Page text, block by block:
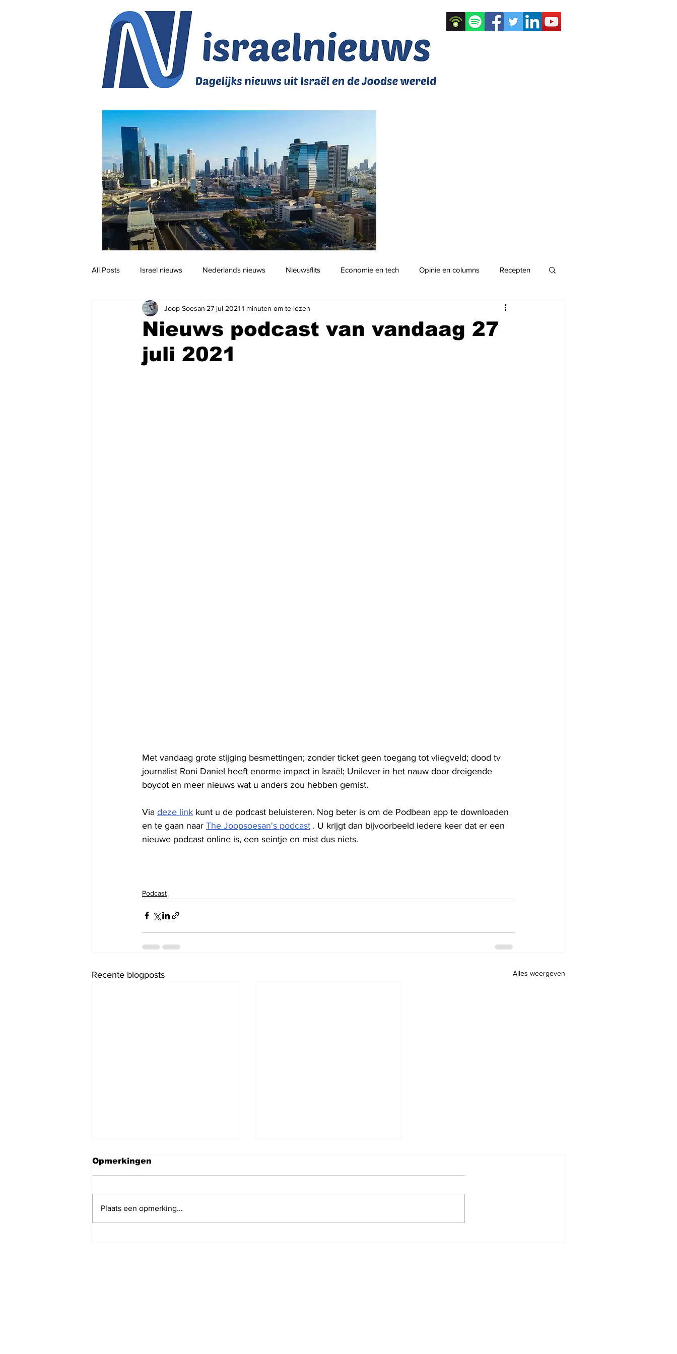
All Posts Israel nieuws Nederlands nieuws Nieuwsflits Economie en tech Opinie en columns Recepten
Jodendom en cultuur Podcast
Nieuws podcast van vandaag 27
juli 2021
Joop Soesan 27 jul 2021 1 minuten om te lezen
Met vandaag grote stijging besmettingen; zonder ticket geen toegang tot vliegveld; dood tv
journalist Roni Daniel heeft enorme impact in Israël; Unilever in het nauw door dreigende
boycot en meer nieuws wat u anders zou hebben gemist.
Via deze link kunt u de podcast beluisteren. Nog beter is om de Podbean app te downloaden
en te gaan naar The Joopsoesan's podcast . U krijgt dan bijvoorbeeld iedere keer dat er een
nieuwe podcast online is, een seintje en mist dus niets.
Podcast
Recente blogposts Alles weergeven
Opmerkingen
Plaats een opmerking...